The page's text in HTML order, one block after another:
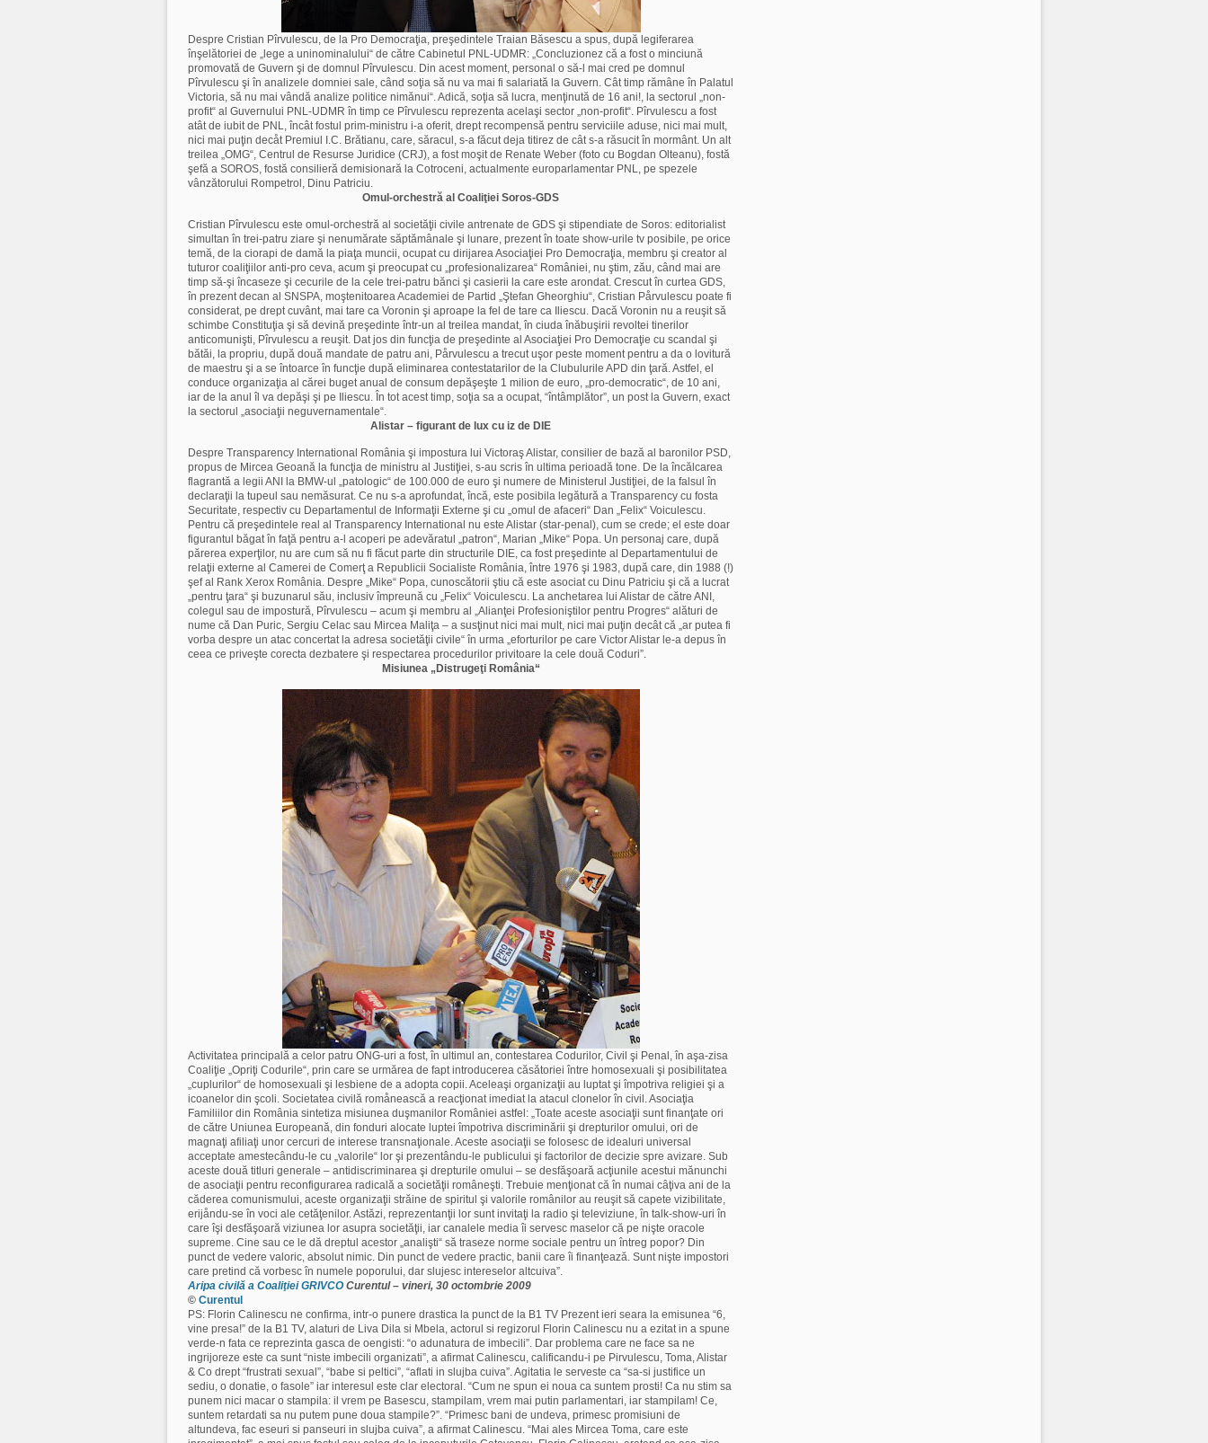
Despre Cristian Pîrvulescu, de la Pro Democraţia, preşedintele Traian Băsescu a spus, după legiferarea
înşelătoriei de „lege a uninominalului“ de către Cabinetul PNL-UDMR: „Concluzionez că a fost o minciună
promovată de Guvern şi de domnul Pîrvulescu. Din acest moment, personal o să-l mai cred pe domnul
Pîrvulescu şi în analizele domniei sale, când soţia să nu va mai fi salariată la Guvern. Cât timp rămâne în Palatul
Victoria, să nu mai vândă analize politice nimănui“. Adică, soţia să lucra, menţinută de 16 ani!, la sectorul „non-
profit“ al Guvernului PNL-UDMR în timp ce Pîrvulescu reprezenta acelaşi sector „non-profit“. Pîrvulescu a fost
atât de iubit de PNL, încât fostul prim-ministru i-a oferit, drept recompensă pentru serviciile aduse, nici mai mult,
nici mai puţin decåt Premiul I.C. Brătianu, care, săracul, s-a făcut deja titirez de cât s-a răsucit în mormânt. Un alt
treilea „OMG“, Centrul de Resurse Juridice (CRJ), a fost moşit de Renate Weber (foto cu Bogdan Olteanu), fostă
şefă a SOROS, fostă consilieră demisionară la Cotroceni, actualmente europarlamentar PNL, pe spezele
vânzătorului Rompetrol, Dinu Patriciu.
Omul-orchestră al Coaliţiei Soros-GDS
Cristian Pîrvulescu este omul-orchestră al societăţii civile antrenate de GDS şi stipendiate de Soros: editorialist
simultan în trei-patru ziare şi nenumărate săptămânale şi lunare, prezent în toate show-urile tv posibile, pe orice
temă, de la ciorapi de damă la piaţa muncii, ocupat cu dirijarea Asociaţiei Pro Democraţia, membru şi creator al
tuturor coaliţiilor anti-pro ceva, acum şi preocupat cu „profesionalizarea“ României, nu ştim, zău, când mai are
timp să-şi încaseze şi cecurile de la cele trei-patru bănci şi casierii la care este arondat. Crescut în curtea GDS,
în prezent decan al SNSPA, moştenitoarea Academiei de Partid „Ştefan Gheorghiu“, Cristian Pårvulescu poate fi
considerat, pe drept cuvânt, mai tare ca Voronin şi aproape la fel de tare ca Iliescu. Dacă Voronin nu a reuşit să
schimbe Constituţia şi să devină preşedinte într-un al treilea mandat, în ciuda înăbuşirii revoltei tinerilor
anticomunişti, Pîrvulescu a reuşit. Dat jos din funcţia de preşedinte al Asociaţiei Pro Democraţie cu scandal şi
bătăi, la propriu, după două mandate de patru ani, Pårvulescu a trecut uşor peste moment pentru a da o lovitură
de maestru şi a se întoarce în funcţie după eliminarea contestatarilor de la Clubulurile APD din ţară. Astfel, el
conduce organizaţia al cărei buget anual de consum depăşeşte 1 milion de euro, „pro-democratic“, de 10 ani,
iar de la anul îl va depăşi şi pe Iliescu. În tot acest timp, soţia sa a ocupat, “întâmplător”, un post la Guvern, exact
la sectorul „asociaţii neguvernamentale“.
Alistar – figurant de lux cu iz de DIE
Despre Transparency International România şi impostura lui Victoraş Alistar, consilier de bază al baronilor PSD,
propus de Mircea Geoană la funcţia de ministru al Justiţiei, s-au scris în ultima perioadă tone. De la încălcarea
flagrantă a legii ANI la BMW-ul „patologic“ de 100.000 de euro şi numere de Ministerul Justiţiei, de la falsul în
declaraţii la tupeul sau nemăsurat. Ce nu s-a aprofundat, încă, este posibila legătură a Transparency cu fosta
Securitate, respectiv cu Departamentul de Informaţii Externe şi cu „omul de afaceri“ Dan „Felix“ Voiculescu.
Pentru că preşedintele real al Transparency International nu este Alistar (star-penal), cum se crede; el este doar
figurantul băgat în faţă pentru a-l acoperi pe adevăratul „patron“, Marian „Mike“ Popa. Un personaj care, după
părerea experţilor, nu are cum să nu fi făcut parte din structurile DIE, ca fost preşedinte al Departamentului de
relaţii externe al Camerei de Comerţ a Republicii Socialiste România, între 1976 şi 1983, după care, din 1988 (!)
şef al Rank Xerox România. Despre „Mike“ Popa, cunoscătorii ştiu că este asociat cu Dinu Patriciu şi că a lucrat
„pentru ţara“ şi buzunarul său, inclusiv împreună cu „Felix“ Voiculescu. La anchetarea lui Alistar de către ANI,
colegul sau de impostură, Pîrvulescu – acum şi membru al „Alianţei Profesioniştilor pentru Progres“ alături de
nume că Dan Puric, Sergiu Celac sau Mircea Maliţa – a susţinut nici mai mult, nici mai puţin decât că „ar putea fi
vorba despre un atac concertat la adresa societăţii civile“ în urma „eforturilor pe care Victor Alistar le-a depus în
ceea ce priveşte corecta dezbatere şi respectarea procedurilor privitoare la cele două Coduri”.
Misiunea „Distrugeţi România“
Activitatea principală a celor patru ONG-uri a fost, în ultimul an, contestarea Codurilor, Civil şi Penal, în aşa-zisa
Coaliţie „Opriţi Codurile“, prin care se urmărea de fapt introducerea căsătoriei între homosexuali şi posibilitatea
„cuplurilor“ de homosexuali şi lesbiene de a adopta copii. Aceleaşi organizaţii au luptat şi împotriva religiei şi a
icoanelor din şcoli. Societatea civilă romånească a reacţionat imediat la atacul clonelor în civil. Asociaţia
Familiilor din România sintetiza misiunea duşmanilor României astfel: „Toate aceste asociaţii sunt finanţate ori
de către Uniunea Europeană, din fonduri alocate luptei împotriva discriminării şi drepturilor omului, ori de
magnaţi afiliaţi unor cercuri de interese transnaţionale. Aceste asociaţii se folosesc de idealuri universal
acceptate amestecându-le cu „valorile“ lor şi prezentându-le publicului şi factorilor de decizie spre avizare. Sub
aceste două titluri generale – antidiscriminarea şi drepturile omului – se desfăşoară acţiunile acestui mănunchi
de asociaţii pentru reconfigurarea radicală a societăţii româneşti. Trebuie menţionat că în numai câţiva ani de la
căderea comunismului, aceste organizaţii străine de spiritul şi valorile românilor au reuşit să capete vizibilitate,
erijåndu-se în voci ale cetăţenilor. Astăzi, reprezentanţii lor sunt invitaţi la radio şi televiziune, în talk-show-uri în
care îşi desfăşoară viziunea lor asupra societăţii, iar canalele media îi servesc maselor că pe nişte oracole
supreme. Cine sau ce le dă dreptul acestor „analişti“ să traseze norme sociale pentru un întreg popor? Din
punct de vedere valoric, absolut nimic. Din punct de vedere practic, banii care îi finanţează. Sunt nişte impostori
care pretind că vorbesc în numele poporului, dar slujesc intereselor altcuiva”.
Aripa civilă a Coaliţiei GRIVCO Curentul – vineri, 30 octombrie 2009
© Curentul
PS: Florin Calinescu ne confirma, intr-o punere drastica la punct de la B1 TV Prezent ieri seara la emisunea “6,
vine presa!” de la B1 TV, alaturi de Liva Dila si Mbela, actorul si regizorul Florin Calinescu nu a ezitat in a spune
verde-n fata ce reprezinta gasca de oengisti: “o adunatura de imbecili”. Dar problema care ne face sa ne
ingrijoreze este ca sunt “niste imbecili organizati”, a afirmat Calinescu, calificandu-i pe Pirvulescu, Toma, Alistar
& Co drept “frustrati sexual”, “babe si peltici”, “aflati in slujba cuiva”. Agitatia le serveste ca “sa-si justifice un
sediu, o donatie, o fasole” iar interesul este clar electoral. “Cum ne spun ei noua ca suntem prosti! Ca nu stim sa
punem nici macar o stampila: il vrem pe Basescu, stampilam, vrem mai putin parlamentari, iar stampilam! Ce,
suntem retardati sa nu putem pune doua stampile?”. “Primesc bani de undeva, primesc promisiuni de
altundeva, fac eseuri si panseuri in slujba cuiva”, a afirmat Calinescu. “Mai ales Mircea Toma, care este